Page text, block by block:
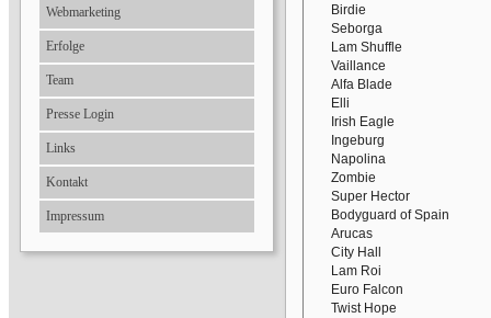
Webmarketing
Erfolge
Team
Presse Login
Links
Kontakt
Impressum
Birdie
Seborga
Lam Shuffle
Vaillance
Alfa Blade
Elli
Irish Eagle
Ingeburg
Napolina
Zombie
Super Hector
Bodyguard of Spain
Arucas
City Hall
Lam Roi
Euro Falcon
Twist Hope